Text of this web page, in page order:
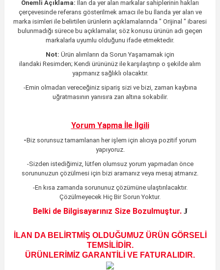
Önemli Açıklama: İlan da yer alan markalar sahiplerinin hakları
çerçevesinde referans gösterilmek amacı ile bu İlanda yer alan ve
marka isimleri ile belirtilen ürünlerin açıklamalarında " Orijinal " ibaresi
bulunmadığı sürece bu açıklamalar, söz konusu ürünün adı geçen
markalarla uyumlu olduğunu ifade etmektedir.
Not: Ürün alımların da Sorun Yaşamamak için
ilandaki Resimden; Kendi ürününüz ile karşılaştırıp o şekilde alım
yapmanız sağlıklı olacaktır.
-Emin olmadan vereceğiniz sipariş sizi ve bizi, zaman kaybına
uğratmasının yanısıra zan altına sokabilir.
Yorum Yapma İle İlgili
-Biz sorunsuz tamamlanan her işlem için alıcıya pozitif yorum
yapıyoruz.
-Sizden istediğimiz, lütfen olumsuz yorum yapmadan önce
sorununuzun çözülmesi için bizi aramanız veya mesaj atmanız.
-En kısa zamanda sorununuz çözümüne ulaştırılacaktır.
Çözülmeyecek Hiç Bir Sorun Yoktur.
Belki de Bilgisayarınız Size Bozulmuştur. J
İLAN DA BELİRTMİŞ OLDUĞUMUZ ÜRÜN GÖRSELİ
TEMSİLİDİR.
ÜRÜNLERİMİZ GARANTİLİ VE FATURALIDIR.